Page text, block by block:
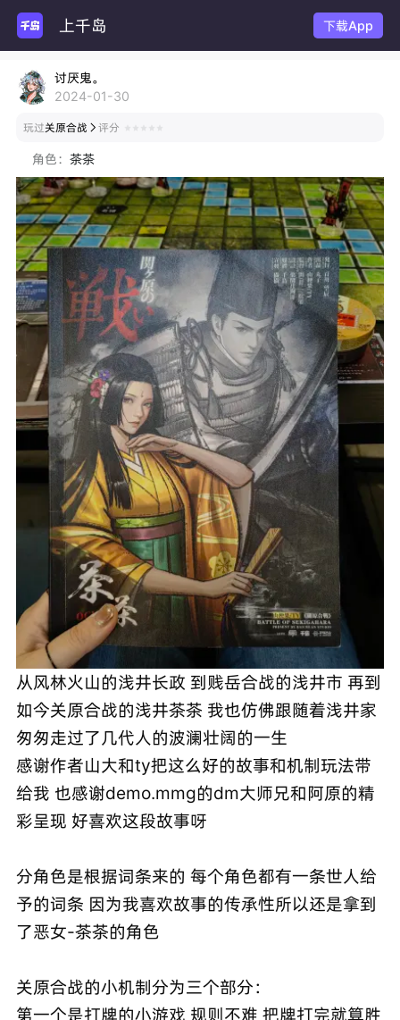
上千岛 下载App
讨厌鬼。
2024-01-30
玩过关原合战  评分
角色： 茶茶
从风林火山的浅井长政 到贱岳合战的浅井市 再到
如今关原合战的浅井茶茶 我也仿佛跟随着浅井家
匆匆走过了几代人的波澜壮阔的一生
感谢作者山大和ty把这么好的故事和机制玩法带
给我 也感谢demo.mmg的dm大师兄和阿原的精
彩呈现 好喜欢这段故事呀
分角色是根据词条来的 每个角色都有一条世人给
予的词条 因为我喜欢故事的传承性所以还是拿到
了恶女-茶茶的角色
关原合战的小机制分为三个部分：
第一个是打牌的小游戏 规则不难 把牌打完就算胜